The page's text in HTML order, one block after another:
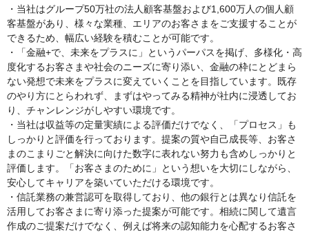
・当社はグループ50万社の法人顧客基盤および1,600万人の個人顧
客基盤があり、様々な業種、エリアのお客さまをご支援することが
できるため、幅広い経験を積むことが可能です。
・「金融+で、未来をプラスに」というパーパスを掲げ、多様化・高
度化するお客さまや社会のニーズに寄り添い、金融の枠にとどまら
ない発想で未来をプラスに変えていくことを目指しています。既存
のやり方にとらわれず、まずはやってみる精神が社内に浸透してお
り、チャンレンジがしやすい環境です。
・当社は収益等の定量実績による評価だけでなく、「プロセス」も
しっかりと評価を行っております。提案の質や自己成長等、お客さ
まのこまりごと解決に向けた数字に表れない努力も含めしっかりと
評価します。「お客さまのために」という想いを大切にしながら、
安心してキャリアを築いていただける環境です。
・信託業務の兼営認可を取得しており、他の銀行とは異なり信託を
活用してお客さまに寄り添った提案が可能です。相続に関して遺言
作成のご提案だけでなく、例えば将来の認知能力を心配するお客さ